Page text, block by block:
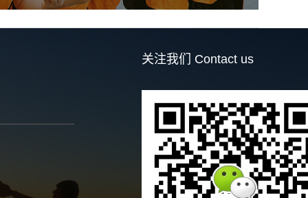
关注我们 Contact us